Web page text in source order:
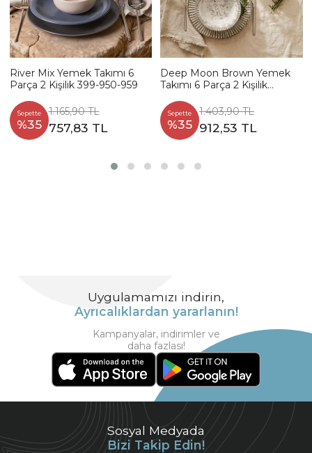
River Mix Yemek Takımı 6
Parça 2 Kişilik 399-950-959
Sepette
%35
1.165,90 TL
757,83 TL
Deep Moon Brown Yemek
Takımı 6 Parça 2 Kişilik
Sepette
%35
1.403,90 TL
912,53 TL
Sosyal Medyada
Bizi Takip Edin!
Uygulamamızı indirin,
Ayrıcalıklardan yararlanın!
Kampanyalar, indirimler ve
daha fazlası!